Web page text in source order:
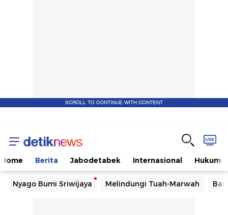
SCROLL TO CONTINUE WITH CONTENT
Home Berita Jabodetabek Internasional Hukum
Nyago Bumi Sriwijaya Melindungi Tuah-Marwah